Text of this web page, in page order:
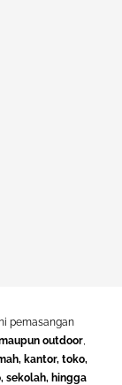
pemasangan
outdoor
kantor, toko,
sekolah, hingga